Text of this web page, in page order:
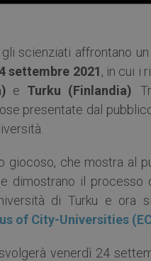
scienziati affrontano
settembre 2021, in cui i
e Turku (Finlandia) .
presentate dal
giocoso, che mostra al
dimostrano il
di Turku e ora
of City-Universities
venerdì 24